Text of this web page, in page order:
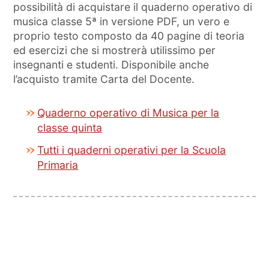
possibilità di acquistare il quaderno operativo di
musica classe 5ª in versione PDF, un vero e
proprio testo composto da 40 pagine di teoria
ed esercizi che si mostrerà utilissimo per
insegnanti e studenti. Disponibile anche
l’acquisto tramite Carta del Docente.
Quaderno operativo di Musica per la
classe quinta
Tutti i quaderni operativi per la Scuola
Primaria